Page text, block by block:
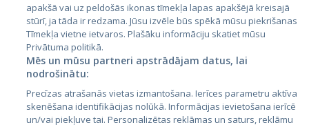
City24.lv
City24.ee
GetaPro.lv
Kainos.lt
Paslaugos.lt
apakšā vai uz peldošās ikonas tīmekļa lapas apakšējā kreisajā
stūrī, ja tāda ir redzama. Jūsu izvēle būs spēkā mūsu piekrišanas
Tīmekļa vietne ietvaros. Plašāku informāciju skatiet mūsu
Privātuma politikā.
Mēs un mūsu partneri apstrādājam datus, lai
nodrošinātu:
Precīzas atrašanās vietas izmantošana. Ierīces parametru aktīva
skenēšana identifikācijas nolūkā. Informācijas ievietošana ierīcē
un/vai piekļuve tai. Personalizētas reklāmas un saturs, reklāmu